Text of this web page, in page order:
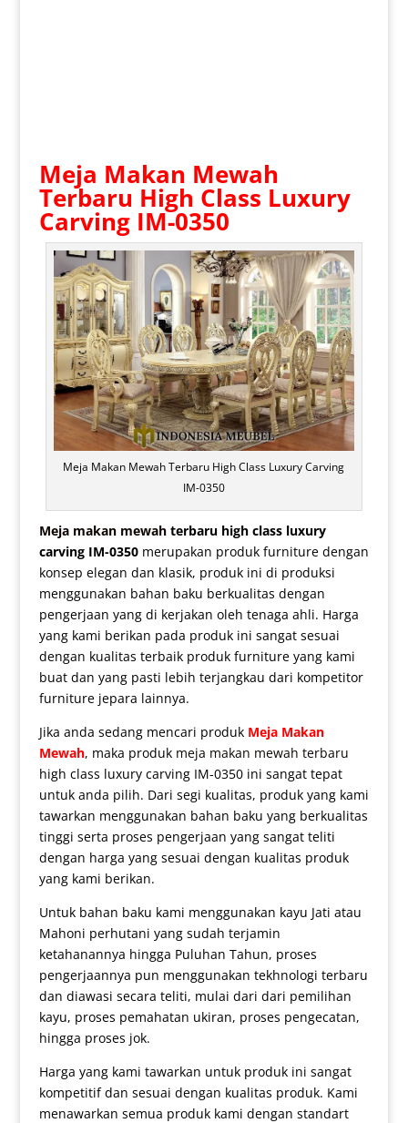
Meja Makan Mewah
Terbaru High Class Luxury
Carving IM-0350
Meja Makan Mewah Terbaru High Class Luxury Carving
IM-0350
Meja makan mewahterbaru high class luxury
carving IM-0350merupakan produk furniture dengan
konsep elegan dan klasik, produk ini di produksi
menggunakan bahan baku berkualitas dengan
pengerjaan yang di kerjakan oleh tenaga ahli. Harga
yang kami berikan pada produk ini sangat sesuai
dengan kualitas terbaik produk furniture yang kami
buat dan yang pasti lebih terjangkau dari kompetitor
furniture jepara lainnya.
Jika anda sedang mencari produk Meja Makan
Mewah, maka produk meja makan mewah terbaru
high class luxury carving IM-0350 ini sangat tepat
untuk anda pilih. Dari segi kualitas, produk yang kami
tawarkan menggunakan bahan baku yang berkualitas
tinggi serta proses pengerjaan yang sangat teliti
dengan harga yang sesuai dengan kualitas produk
yang kami berikan.
Untuk bahan baku kami menggunakan kayu Jati atau
Mahoni perhutani yang sudah terjamin
ketahanannya hingga Puluhan Tahun, proses
pengerjaannya pun menggunakan tekhnologi terbaru
dan diawasi secara teliti, mulai dari dari pemilihan
kayu, proses pemahatan ukiran, proses pengecatan,
hingga proses jok.
Harga yang kami tawarkan untuk produk ini sangat
kompetitif dan sesuai dengan kualitas produk. Kami
menawarkan semua produk kami dengan standart